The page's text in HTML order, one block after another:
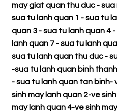
may giat quan thu duc -sua
sua tu lanh quan 1 -sua tu
quan 3 -sua tu lanh quan 4 -
lanh quan 7 -sua tu lanh
sua tu lanh quan thu duc -
-sua tu lanh quan binh thanh
-sua tu lanh quan tan binh-
sinh may lanh quan 2-ve
may lanh quan 4-ve sinh